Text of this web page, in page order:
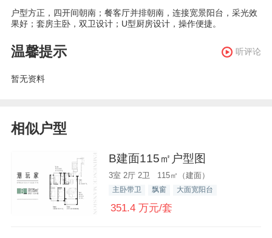
户型方正，四开间朝南；餐客厅并排朝南，连接宽景阳台，采光效
果好；套房主卧，双卫设计；U型厨房设计，操作便捷。
温馨提示 听评论
暂无资料
相似户型
B建面115㎡户型图
3室 2厅 2卫 115㎡（建面）
主卧带卫 飘窗 大面宽阳台
351.4 万元/套